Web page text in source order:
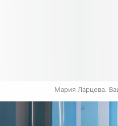
Мария Ларцева.